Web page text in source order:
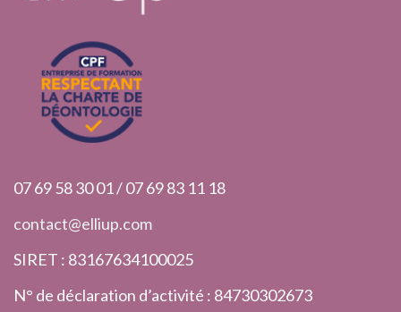
07 69 58 30 01 / 07 69 83 11 18
contact@elliup.com
SIRET : 83167634100025
N° de déclaration d’activité : 84730302673